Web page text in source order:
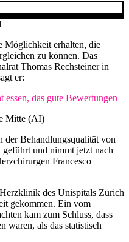
Möglichkeit erhalten, die
zu können. Das
Thomas Rechsteiner in
er:
das gute Bewertungen
Mitte (AI)
der Behandlungsqualität von
und nimmt jetzt nach
Francesco
des Unispitals Zürich
gekommen. Ein vom
kam zum Schluss, dass
waren, als das statistisch